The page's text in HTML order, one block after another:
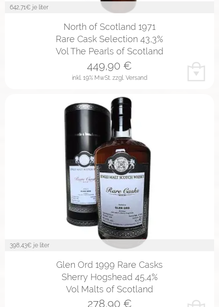
642,71€ je liter
North of Scotland 1971
Rare Cask Selection 43,3%
Vol The Pearls of Scotland
inkl. 19% MwSt. zzgl. Versand
449,90 €
398,43€ je liter
Glen Ord 1999 Rare Casks
Sherry Hogshead 45,4%
Vol Malts of Scotland
278,90€